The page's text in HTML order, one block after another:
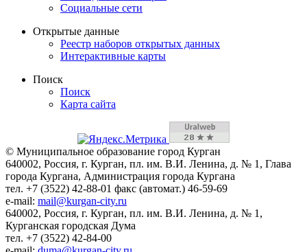
Социальные сети
Открытые данные
Реестр наборов открытых данных
Интерактивные карты
Поиск
Поиск
Карта сайта
© Муниципальное образование город Курган
640002, Россия, г. Курган, пл. им. В.И. Ленина, д. № 1, Глава
города Кургана, Администрация города Кургана
тел. +7 (3522) 42-88-01 факс (автомат.) 46-59-69
e-mail: mail@kurgan-city.ru
640002, Россия, г. Курган, пл. им. В.И. Ленина, д. № 1,
Курганская городская Дума
тел. +7 (3522) 42-84-00